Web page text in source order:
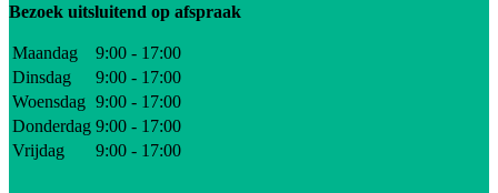
Bezoek uitsluitend op afspraak
Maandag
9:00 - 17:00
Dinsdag
9:00 - 17:00
Woensdag 9:00 - 17:00
Donderdag 9:00 - 17:00
Vrijdag
9:00 - 17:00